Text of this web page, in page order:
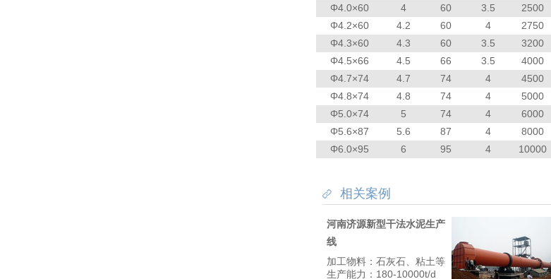
Φ4.0×60
4 60 3.5 2500
Φ4.2×60
4.2 60 4 2750
Φ4.3×60
4.3 60 3.5 3200
Φ4.5×66
4.5 66 3.5 4000
Φ4.7×74
4.7 74 4 4500
Φ4.8×74
4.8 74 4 5000
Φ5.0×74
5 74 4 6000
Φ5.6×87
5.6 87 4 8000
Φ6.0×95
6 95 4 10000
相关案例
河南济源新型干法水泥生产
线
加工物料：石灰石、粘土等
生产能力：180-10000t/d